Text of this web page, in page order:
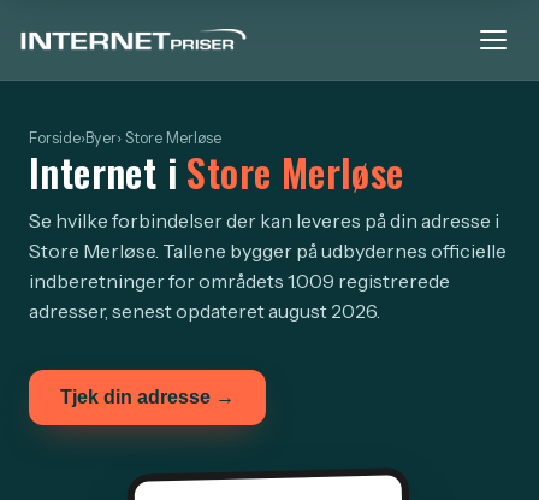
Forside›Byer› Store Merløse
Internet i Store Merløse
Se hvilke forbindelser der kan leveres på din adresse i
Store Merløse. Tallene bygger på udbydernes officielle
indberetninger for områdets 1.009 registrerede
adresser, senest opdateret august 2026.
Tjek din adresse →